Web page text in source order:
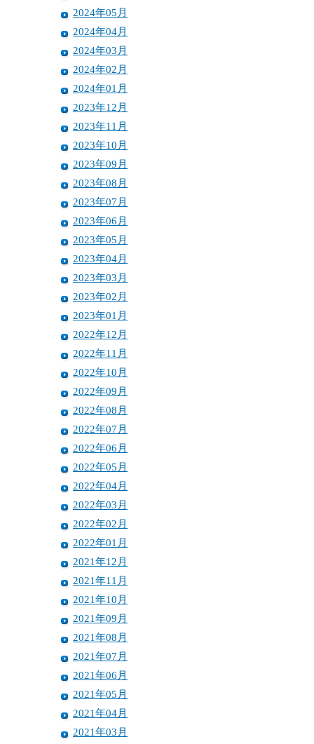
2024年05月
2024年04月
2024年03月
2024年02月
2024年01月
2023年12月
2023年11月
2023年10月
2023年09月
2023年08月
2023年07月
2023年06月
2023年05月
2023年04月
2023年03月
2023年02月
2023年01月
2022年12月
2022年11月
2022年10月
2022年09月
2022年08月
2022年07月
2022年06月
2022年05月
2022年04月
2022年03月
2022年02月
2022年01月
2021年12月
2021年11月
2021年10月
2021年09月
2021年08月
2021年07月
2021年06月
2021年05月
2021年04月
2021年03月